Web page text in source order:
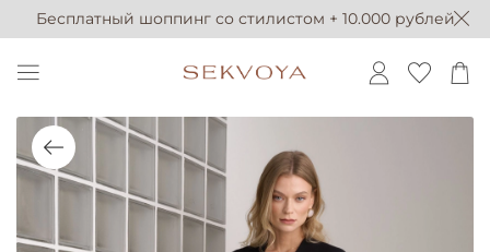
Бесплатный шоппинг со стилистом + 10.000 рублей